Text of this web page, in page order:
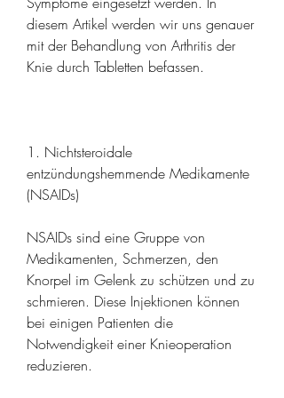
diesem Artikel werden wir uns genauer
mit der Behandlung von Arthritis der
Knie durch Tabletten befassen.
1. Nichtsteroidale
entzündungshemmende Medikamente
(NSAIDs)
NSAIDs sind eine Gruppe von
Medikamenten, Schmerzen, den
Knorpel im Gelenk zu schützen und zu
schmieren. Diese Injektionen können
bei einigen Patienten die
Notwendigkeit einer Knieoperation
reduzieren.